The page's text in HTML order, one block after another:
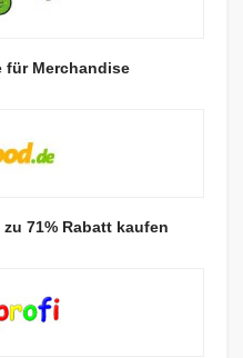
für Merchandise
71% Rabatt kaufen